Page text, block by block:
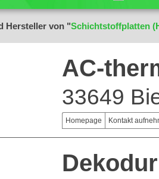
Hersteller von "Schichtstoffplatten
AC-
33649
Homepage Kontakt